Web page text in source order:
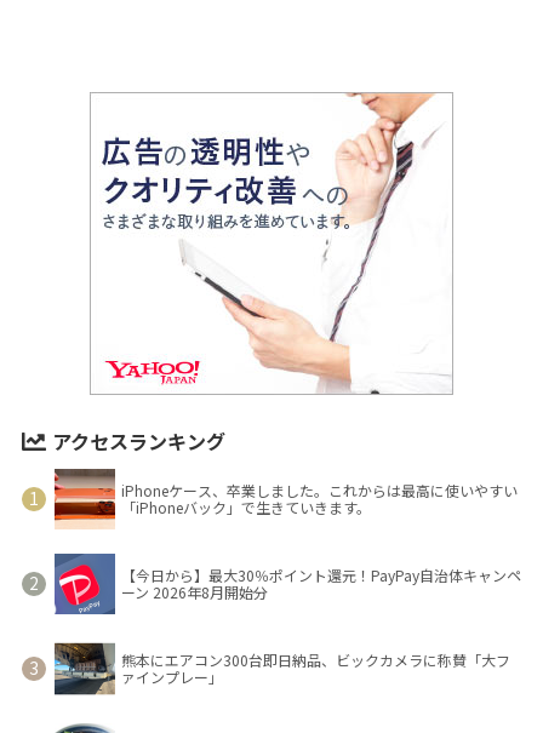
アクセスランキング
iPhoneケース、卒業しました。これからは最高に使いやすい
「iPhoneバック」で生きていきます。
【今日から】最大30％ポイント還元！PayPay自治体キャンペ
ーン 2026年8月開始分
熊本にエアコン300台即日納品、ビックカメラに称賛「大フ
ァインプレー」